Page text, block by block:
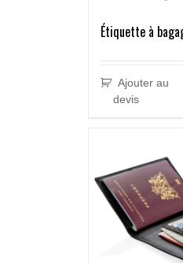
Étiquette à
Ajouter au
devis